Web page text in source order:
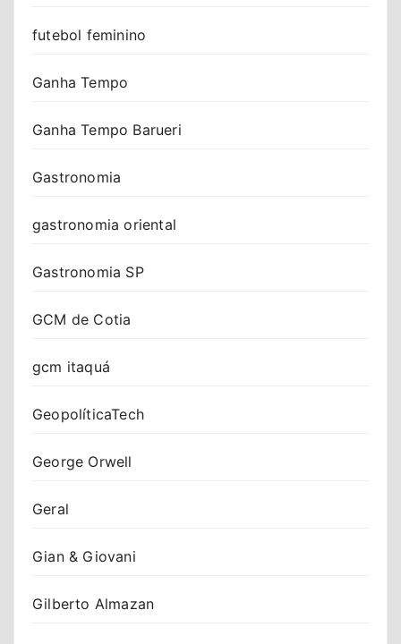
futebol feminino
Ganha Tempo
Ganha Tempo Barueri
Gastronomia
gastronomia oriental
Gastronomia SP
GCM de Cotia
gcm itaquá
GeopolíticaTech
George Orwell
Geral
Gian & Giovani
Gilberto Almazan